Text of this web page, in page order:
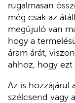
rugalmasan
még csak az
megújuló van
hogy a
áram árát,
ahhoz, hogy ezt
Az is hozzájárul
szélcsend vagy